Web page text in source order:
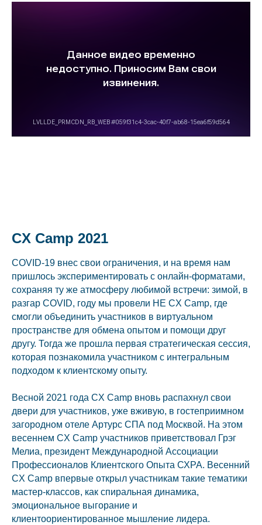
CX Camp 2021
СOVID-19 внес свои ограничения, и на время нам
пришлось экспериментировать с онлайн-форматами,
сохраняя ту же атмосферу любимой встречи: зимой, в
разгар COVID, году мы провели НЕ CX Camp, где
смогли объединить участников в виртуальном
пространстве для обмена опытом и помощи друг
другу. Тогда же прошла первая стратегическая сессия,
которая познакомила участником с интегральным
подходом к клиентскому опыту.
Весной 2021 года CX Camp вновь распахнул свои
двери для участников, уже вживую, в гостеприимном
загородном отеле Артурс СПА под Москвой. На этом
весеннем CX Camp участников приветствовал Грэг
Мелиа, президент Международной Ассоциации
Профессионалов Клиентского Опыта СХРА. Весенний
CX Camp впервые открыл участникам такие тематики
мастер-классов, как спиральная динамика,
эмоциональное выгорание и
клиентоориентированное мышление лидера.